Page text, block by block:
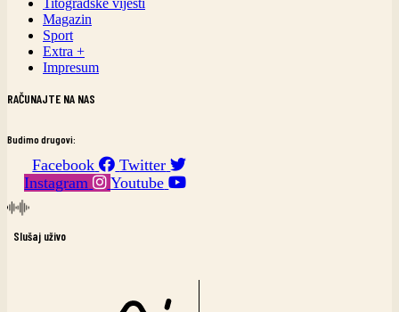
Titogradske vijesti
Magazin
Sport
Extra +
Impresum
RAČUNAJTE NA NAS
Budimo drugovi:
Facebook
Twitter
Instagram
Youtube
Slušaj uživo